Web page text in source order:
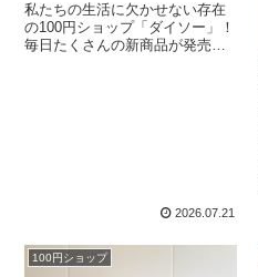
私たちの生活に欠かせない存在
の100円ショップ「ダイソー」！
毎日たくさんの新商品が発売さ
2026.07.21
100円ショップ